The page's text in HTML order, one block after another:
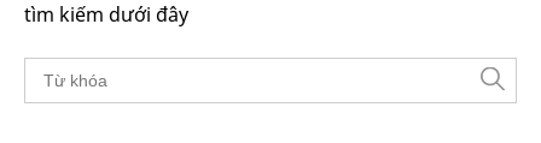
tìm kiếm dưới đây